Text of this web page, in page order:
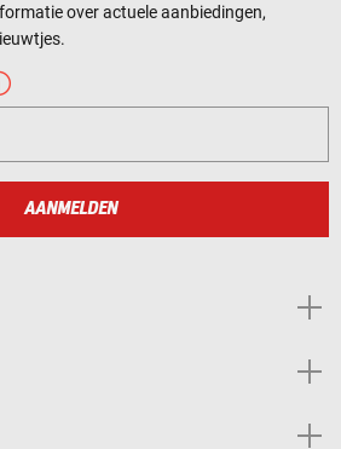
over actuele aanbiedingen,
AANMELDEN